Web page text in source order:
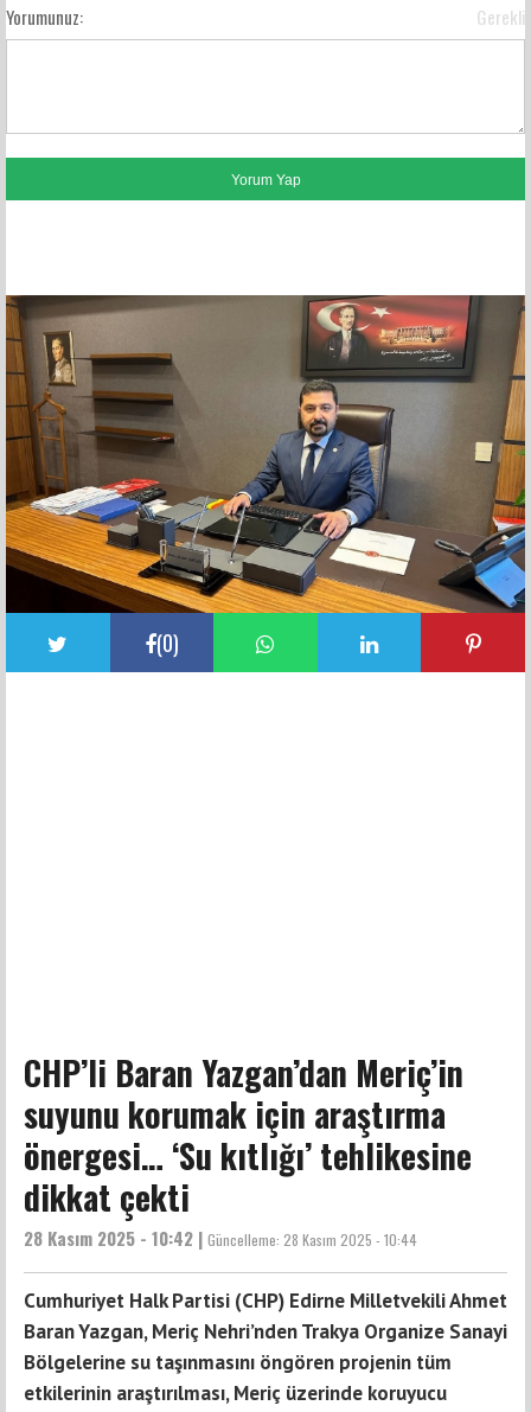
Yorumunuz: Gerekli
(0)
CHP’li Baran Yazgan’dan Meriç’in
suyunu korumak için araştırma
önergesi… ‘Su kıtlığı’ tehlikesine
dikkat çekti
28 Kasım 2025 - 10:42 | Güncelleme: 28 Kasım 2025 - 10:44
Cumhuriyet Halk Partisi (CHP) Edirne Milletvekili Ahmet
Baran Yazgan, Meriç Nehri’nden Trakya Organize Sanayi
Bölgelerine su taşınmasını öngören projenin tüm
etkilerinin araştırılması, Meriç üzerinde koruyucu